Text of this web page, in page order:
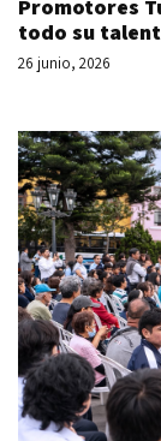
Promotores
todo su
26 junio, 2026